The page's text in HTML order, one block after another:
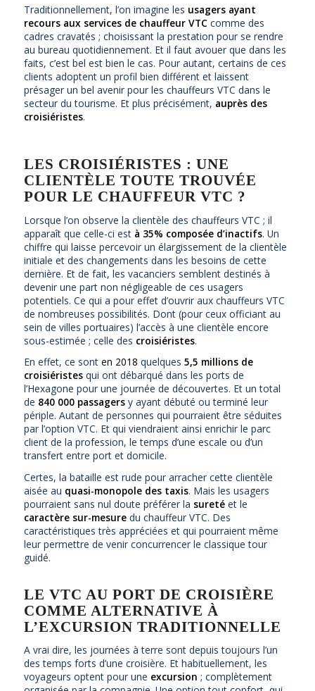
Traditionnellement, l’on imagine les usagers ayant
recours aux services de chauffeur VTCcomme des
cadres cravatés ; choisissant la prestation pour se rendre
au bureau quotidiennement. Et il faut avouer que dans les
faits, c’est bel est bien le cas. Pour autant, certains de ces
clients adoptent un profil bien différent et laissent
présager un bel avenir pour les chauffeurs VTC dans le
secteur du tourisme. Et plus précisément, auprès des
croisiéristes.
LES CROISIÉRISTES : UNE
CLIENTÈLE TOUTE TROUVÉE
POUR LE CHAUFFEUR VTC ?
Lorsque l’on observe la clientèle des chauffeurs VTC ; il
apparaît que celle-ci est à 35% composée d’inactifs. Un
chiffre qui laisse percevoir un élargissement de la clientèle
initiale et des changements dans les besoins de cette
dernière. Et de fait, les vacanciers semblent destinés à
devenir une part non négligeable de ces usagers
potentiels. Ce qui a pour effet d’ouvrir aux chauffeurs VTC
de nombreuses possibilités. Dont (pour ceux officiant au
sein de villes portuaires) l’accès à une clientèle encore
sous-estimée ; celle des croisiéristes.
En effet, ce sont en 2018 quelques 5,5 millions de
croisiéristesqui ont débarqué dans les ports de
l’Hexagone pour une journée de découvertes. Et un total
de 840 000 passagersy ayant débuté ou terminé leur
périple. Autant de personnes qui pourraient être séduites
par l’option VTC. Et qui viendraient ainsi enrichir le parc
client de la profession, le temps d’une escale ou d’un
transfert entre port et domicile.
Certes, la bataille est rude pour arracher cette clientèle
aisée au quasi-monopole des taxis. Mais les usagers
pourraient sans nul doute préférer la suretéet le
caractère sur-mesuredu chauffeur VTC. Des
caractéristiques très appréciées et qui pourraient même
leur permettre de venir concurrencer le classique tour
guidé.
LE VTC AU PORT DE CROISIÈRE
COMME ALTERNATIVE À
L’EXCURSION TRADITIONNELLE
A vrai dire, les journées à terre sont depuis toujours l’un
des temps forts d’une croisière. Et habituellement, les
voyageurs optent pour une excursion ; complètement